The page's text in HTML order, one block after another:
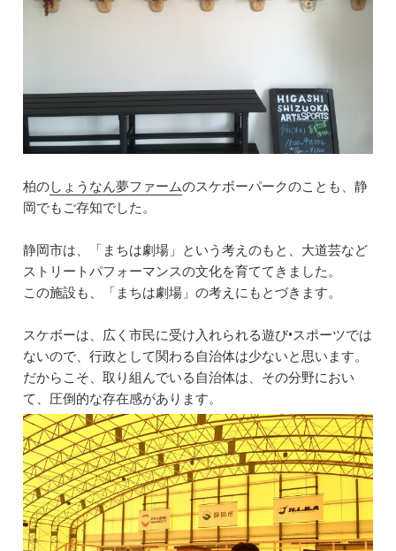
柏のしょうなん夢ファームのスケボーパークのことも、静
岡でもご存知でした。
静岡市は、「まちは劇場」という考えのもと、大道芸など
ストリートパフォーマンスの文化を育ててきました。
この施設も、「まちは劇場」の考えにもとづきます。
スケボーは、広く市民に受け入れられる遊び•スポーツでは
ないので、行政として関わる自治体は少ないと思います。
だからこそ、取り組んでいる自治体は、その分野におい
て、圧倒的な存在感があります。